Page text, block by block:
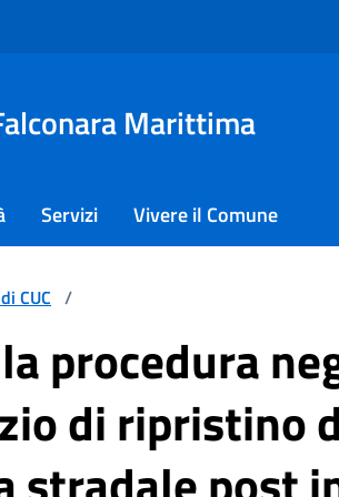
Marittima
Servizi Vivere il Comune
CUC /
procedura
di ripristino